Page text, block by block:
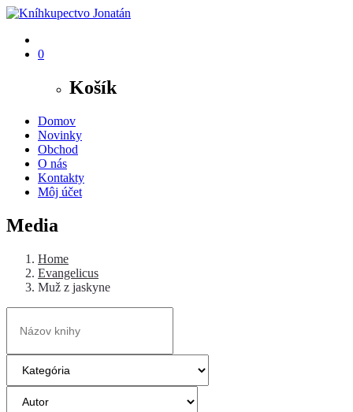
0
Košík
Domov
Novinky
Obchod
O nás
Kontakty
Môj účet
Media
Home
Evangelicus
Muž z jaskyne